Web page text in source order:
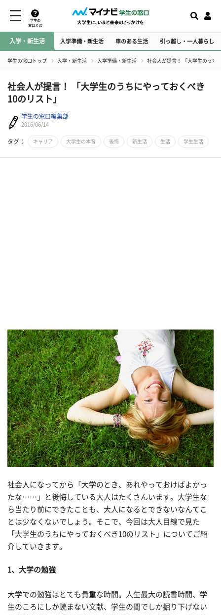
学生の
窓口とは
入学・新生活 入学準備・新生活 車のある生活 引っ越し・一人暮らし
学生の窓口トップ 入学・新生活 入学準備・新生活 社会人が提言！ 「大学生のうち
社会人が提言！ 「大学生のうちにやっておくべき
10のリスト」
学生の窓口編集部
2016/06/14
タグ： キャリア 大学生の本音 後悔 新生活 生活 学生生活
社会人になってから「大学のとき、あれやっておけばよかっ
たな……」と後悔している大人はたくさんいます。大学生な
ら当たり前にできたことも、大人になるとできないなんてこ
とは少なくないでしょう。そこで、今回は大人目線で見た
「大学生のうちにやっておくべき10のリスト」についてご紹
介していきます。
1、大学の勉強
大学での勉強はとても貴重な時間。人生最大の読書時間、学
生のころにしか読まない文献、学生の間でしか掘り下げない